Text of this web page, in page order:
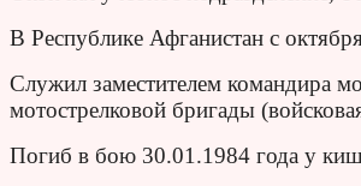
В Республике Афганистан с
Служил заместителем командира
мотострелковой бригады
Погиб в бою 30.01.1984 года у